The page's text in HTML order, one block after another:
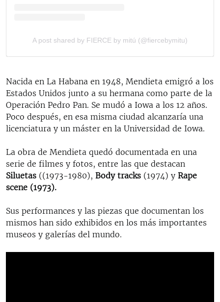
Nacida en La Habana en 1948, Mendieta emigró a los
Estados Unidos junto a su hermana como parte de la
Operación Pedro Pan. Se mudó a Iowa a los 12 años.
Poco después, en esa misma ciudad alcanzaría una
licenciatura y un máster en la Universidad de Iowa.
La obra de Mendieta quedó documentada en una
serie de filmes y fotos, entre las que destacan
Siluetas ((1973-1980), Body tracks (1974) y Rape
scene (1973).
Sus performances y las piezas que documentan los
mismos han sido exhibidos en los más importantes
museos y galerías del mundo.